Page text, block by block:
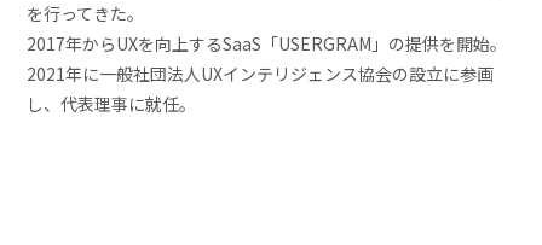
を行ってきた。
2017年からUXを向上するSaaS「USERGRAM」の提供を開始。
2021年に一般社団法人UXインテリジェンス協会の設立に参画
し、代表理事に就任。